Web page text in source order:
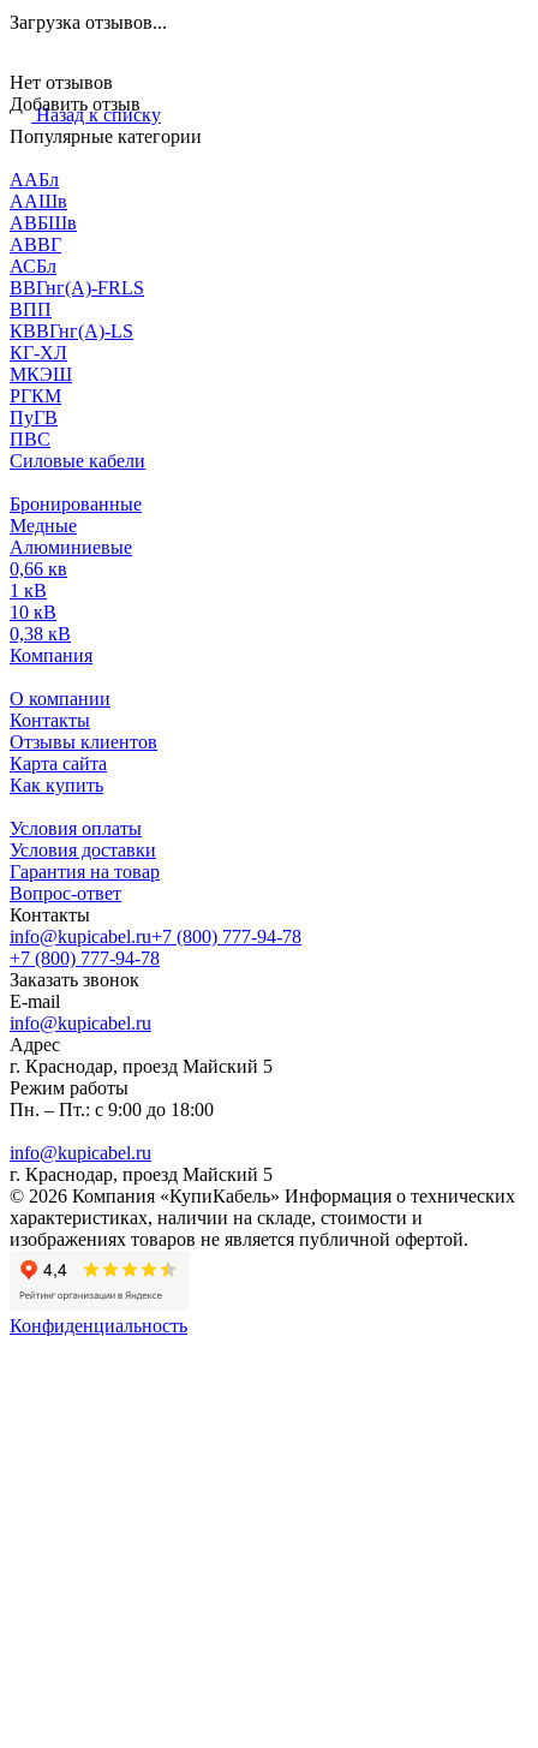
Загрузка отзывов...
Нет отзывов
Добавить отзыв
Назад к списку
Популярные категории
ААБл
ААШв
АВБШв
АВВГ
АСБл
ВВГнг(А)-FRLS
ВПП
КВВГнг(А)-LS
КГ-ХЛ
МКЭШ
РГКМ
ПуГВ
ПВС
Силовые кабели
Бронированные
Медные
Алюминиевые
0,66 кв
1 кВ
10 кВ
0,38 кВ
Компания
О компании
Контакты
Отзывы клиентов
Карта сайта
Как купить
Условия оплаты
Условия доставки
Гарантия на товар
Вопрос-ответ
Контакты
info@kupicabel.ru+7 (800) 777-94-78
+7 (800) 777-94-78
Заказать звонок
E-mail
info@kupicabel.ru
Адрес
г. Краснодар, проезд Майский 5
Режим работы
Пн. – Пт.: с 9:00 до 18:00
info@kupicabel.ru
г. Краснодар, проезд Майский 5
© 2026 Компания «КупиКабель» Информация о технических
характеристиках, наличии на складе, стоимости и
изображениях товаров не является публичной офертой.
Конфиденциальность